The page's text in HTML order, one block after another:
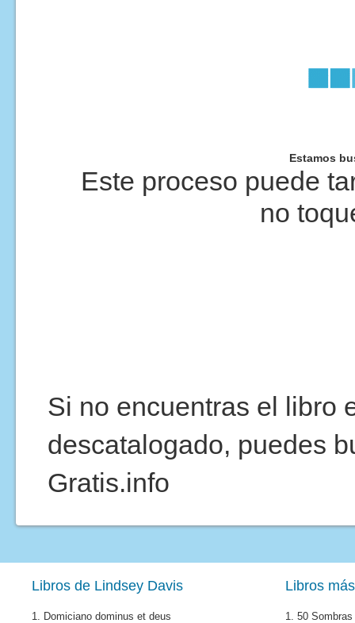
Estamos
Este proceso puede
no
Si no encuentras el libro
descatalogado, puedes
Gratis.info
Libros de Lindsey Davis
1. Domiciano dominus et deus
Libros
1. 50